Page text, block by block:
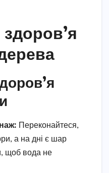
Переконайтеся,
а на дні є шар
щоб вода не